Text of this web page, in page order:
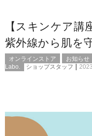
【スキンケア講
紫外線から肌を
オンラインストア お知らせ
Labo.
ショップスタッフ |